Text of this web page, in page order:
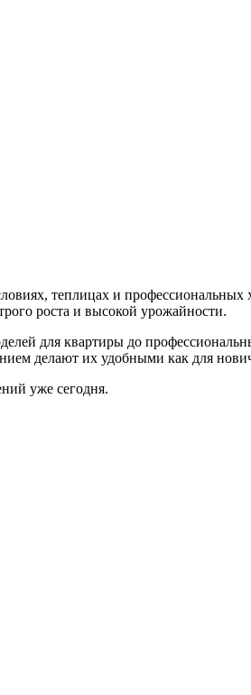
теплицах и профессиональных
роста и высокой урожайности.
для квартиры до
делают их удобными как для
уже сегодня.